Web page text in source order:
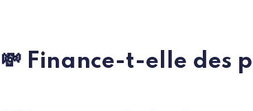
💸 Finance-t-elle des